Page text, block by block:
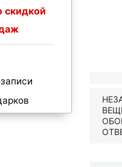
скидкой